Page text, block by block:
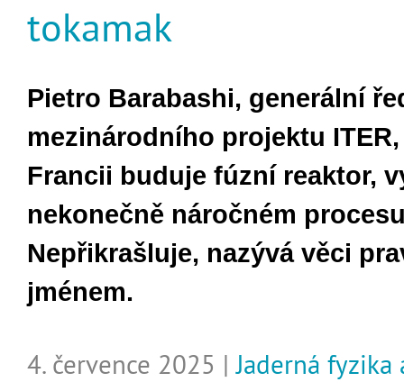
tokamak
Pietro Barabashi, generální
mezinárodního projektu
Francii buduje fúzní reaktor,
nekonečně náročném
Nepřikrašluje, nazývá věci
jménem.
4. července 2025 |Jaderná